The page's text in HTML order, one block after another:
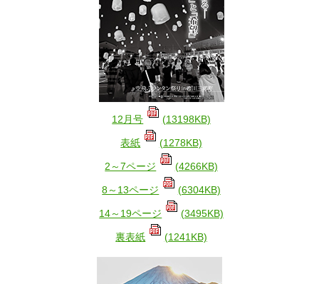
12月号 (13198KB)
表紙 (1278KB)
2～7ページ (4266KB)
8～13ページ (6304KB)
14～19ページ (3495KB)
裏表紙 (1241KB)